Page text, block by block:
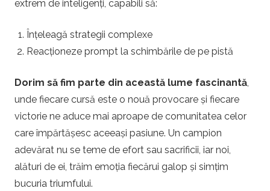
extrem de inteligenți, capabili să:
Înțeleagă strategii complexe
Reacționeze prompt la schimbările de pe pistă
Dorim să fim parte din această lume fascinantă,
unde fiecare cursă este o nouă provocare și fiecare
victorie ne aduce mai aproape de comunitatea celor
care împărtășesc aceeași pasiune. Un campion
adevărat nu se teme de efort sau sacrificii, iar noi,
alături de ei, trăim emoția fiecărui galop și simțim
bucuria triumfului.